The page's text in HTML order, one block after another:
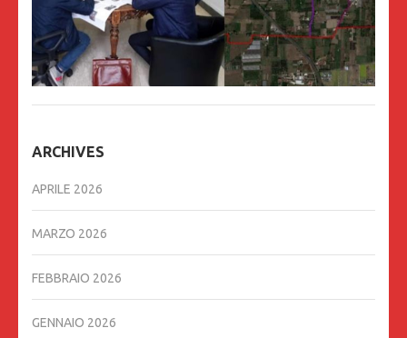
ARCHIVES
APRILE 2026
MARZO 2026
FEBBRAIO 2026
GENNAIO 2026